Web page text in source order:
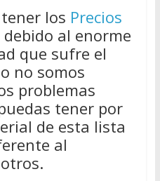
los Precios
debido al enorme
que sufre el
no somos
problemas
tener por
de esta lista
al